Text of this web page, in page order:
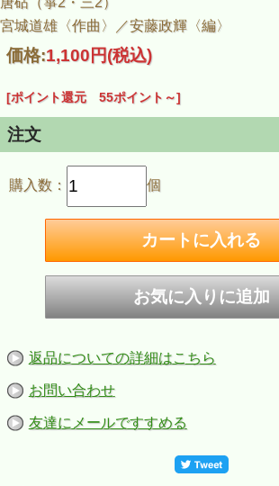
宮城道雄〈作曲〉／安藤政輝〈編〉
価格:1,100円(税込)
[ポイント還元 55ポイント～]
注文
購入数： 個
返品についての詳細はこちら
お問い合わせ
友達にメールですすめる